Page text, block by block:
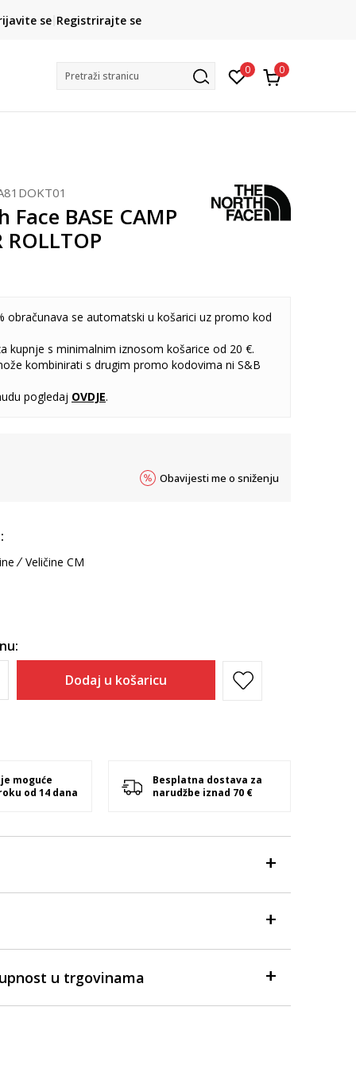
CLICK& COLLECT
besplatno preuzimanje u trgovini
se Registrirajte se
Pretraži stranicu 0 0
BASE CAMP
ROLLTOP
obračunava se automatski u košarici uz promo kod
kupnje s minimalnim iznosom košarice od 20 €.
kombinirati s drugim promo kodovima ni S&B
pogledaj OVDJE.
Obavijesti me o sniženju
Veličine CM
Dodaj u košaricu
moguće
od 14 dana
Besplatna dostava za
narudžbe iznad 70 €
u trgovinama